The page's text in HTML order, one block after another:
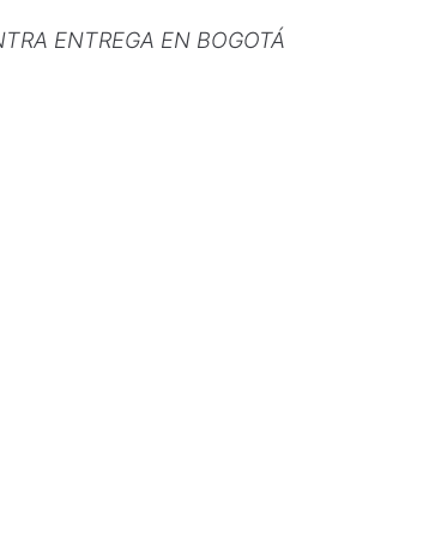
ENTREGA EN BOGOTÁ